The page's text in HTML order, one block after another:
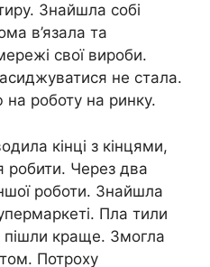
Знайшла собі
в’язала та
свої вироби.
не стала.
на роботу на ринку.
кінці з кінцями,
робити. Через два
роботи. Знайшла
Пла тили
пішли краще. Змогла
Потроху